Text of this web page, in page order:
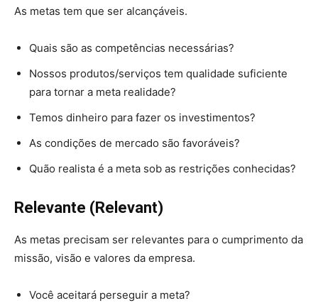
As metas tem que ser alcançáveis.
Quais são as competências necessárias?
Nossos produtos/serviços tem qualidade suficiente
para tornar a meta realidade?
Temos dinheiro para fazer os investimentos?
As condições de mercado são favoráveis?
Quão realista é a meta sob as restrições conhecidas?
Relevante (Relevant)
As metas precisam ser relevantes para o cumprimento da
missão, visão e valores da empresa.
Você aceitará perseguir a meta?